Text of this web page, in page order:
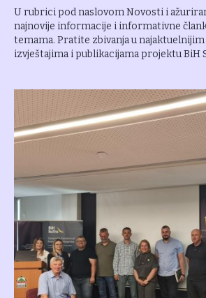
U rubrici pod naslovom Novosti i
najnovije informacije i informativne
temama. Pratite zbivanja u
izvještajima i publikacijama projektu BiH